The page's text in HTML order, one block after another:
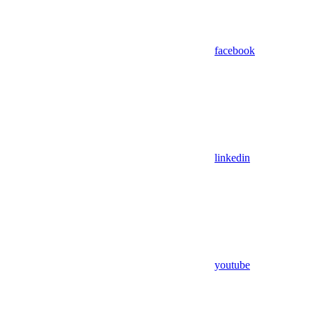
facebook
linkedin
youtube